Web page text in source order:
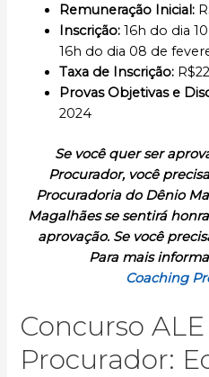
Remuneração Inicial:
Inscrição: 16h do dia
16h do dia 08 de
Taxa de Inscrição:
Provas Objetivas e
2024
Se você quer ser
Procurador, você
Procuradoria do Dênio
Magalhães se sentirá
aprovação. Se você
Para mais
Coaching
Concurso
Procurador: